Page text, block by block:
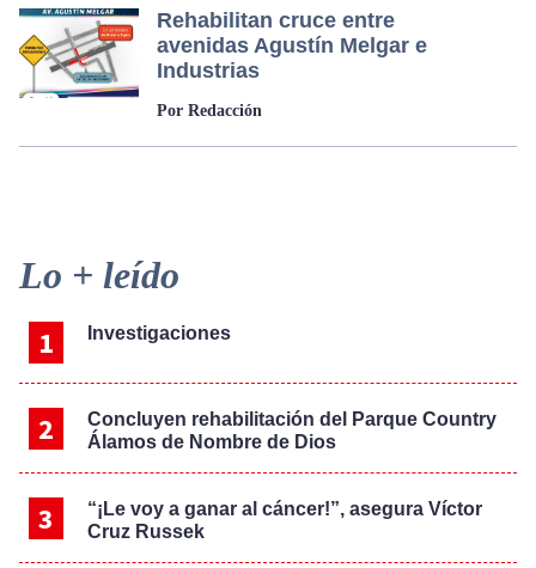
Rehabilitan cruce entre
avenidas Agustín Melgar e
Industrias
Por Redacción
Primary
Sidebar
Lo + leído
Investigaciones
Concluyen rehabilitación del Parque Country
Álamos de Nombre de Dios
“¡Le voy a ganar al cáncer!”, asegura Víctor
Cruz Russek